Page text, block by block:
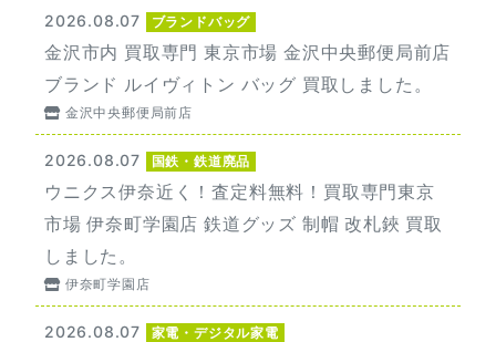
2026.08.07 ブランドバッグ
金沢市内 買取専門 東京市場 金沢中央郵便局前店
ブランド ルイヴィトン バッグ 買取しました。
金沢中央郵便局前店
2026.08.07 国鉄・鉄道廃品
ウニクス伊奈近く！査定料無料！買取専門東京
市場 伊奈町学園店 鉄道グッズ 制帽 改札鋏 買取
しました。
伊奈町学園店
2026.08.07 家電・デジタル家電